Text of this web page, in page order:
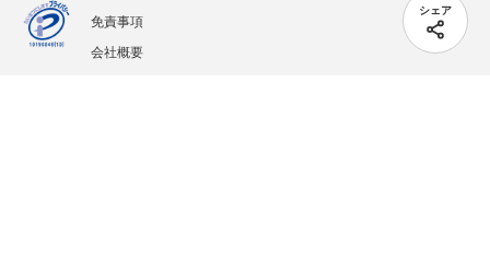
シェア
免責事項
会社概要